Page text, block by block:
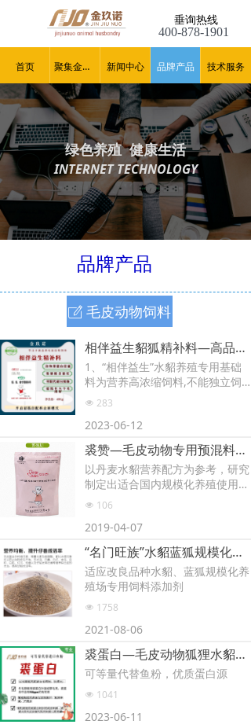
首页 聚集金玖诺 新闻中心 品牌产品 技术服务
垂询热线
400-878-1901
绿色养殖 健康生活
INTERNET TECHNOLOGY
相伴益生貂狐精补料—高品质毛皮动物饲料
1、“相伴益生”水貂养殖专用基础
料为营养高浓缩饲料,不能独立饲
喂,需要与各种肉食、发酵料搭配
混合均匀后饲喂。
2、“相伴益生”水貂养殖专用基础
料的维生素、微量元素等功能性原
料为倍数添加，与各种肉食组合，
形成自配全价生鲜料,不需要再添
加食盐、各种预混料，配料成本
低，使用效果好。
料为膨化料,不需要蒸煮，以免破
坏营养成分，换料过渡 3-5天，逐
渐加量，防厌食。
4、因原料批次不同,引起的饲料颜
色变化不影响产品质量,敬请放心
使用。
넶 283
2023-06-12
裘赞—毛皮动物专用预混料添加剂（水貂、蓝狐、貉子）
以丹麦水貂营养配方为参考，研究
制定出适合国内规模化养殖使用的
饲料配方。
本品富含多种维生素、微量元素及
氨基酸，配比合理均衡，有效提高
饲料转化率，提高日增重。
넶 106
2019-04-07
“名门旺族”水貂蓝狐规模化养殖场专用1%预混合饲料
适应改良品种水貂、蓝狐规模化养
殖场专用饲料添加剂
넶 1758
2021-08-06
裘蛋白—毛皮动物狐狸水貂貉子专用优质蛋白源
可等量代替鱼粉，优质蛋白源
넶 1041
2023-06-11
品牌产品
ꂐ 毛皮动物饲料